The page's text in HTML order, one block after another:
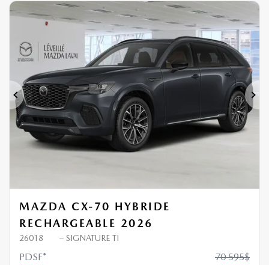
Précédent
MAZDA CX-70 HYBRIDE
RECHARGEABLE 2026
26018 – SIGNATURE TI
PDSF* 70 595$